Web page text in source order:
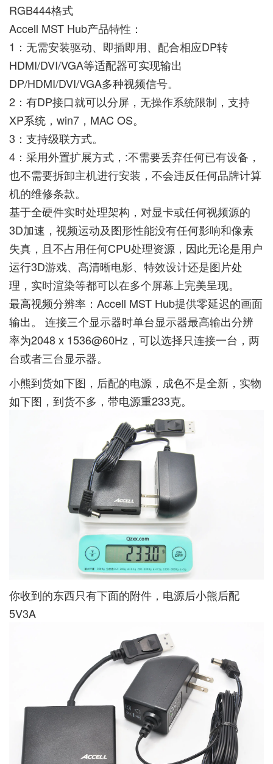
RGB444格式
Accell MST Hub产品特性：
1：无需安装驱动、即插即用、配合相应DP转
HDMI/DVI/VGA等适配器可实现输出
DP/HDMI/DVI/VGA多种视频信号。
2：有DP接口就可以分屏，无操作系统限制，支持
XP系统，win7，MAC OS。
3：支持级联方式。
4：采用外置扩展方式，:不需要丢弃任何已有设备，
也不需要拆卸主机进行安装，不会违反任何品牌计算
机的维修条款。
基于全硬件实时处理架构，对显卡或任何视频源的
3D加速，视频运动及图形性能没有任何影响和像素
失真，且不占用任何CPU处理资源，因此无论是用户
运行3D游戏、高清晰电影、特效设计还是图片处
理，实时渲染等都可以在多个屏幕上完美呈现。
最高视频分辨率：Accell MST Hub提供零延迟的画面
输出。 连接三个显示器时单台显示器最高输出分辨
率为2048 x 1536@60Hz，可以选择只连接一台，两
台或者三台显示器。
小熊到货如下图，后配的电源，成色不是全新，实物
如下图，到货不多，带电源重233克。
你收到的东西只有下面的附件，电源后小熊后配
5V3A